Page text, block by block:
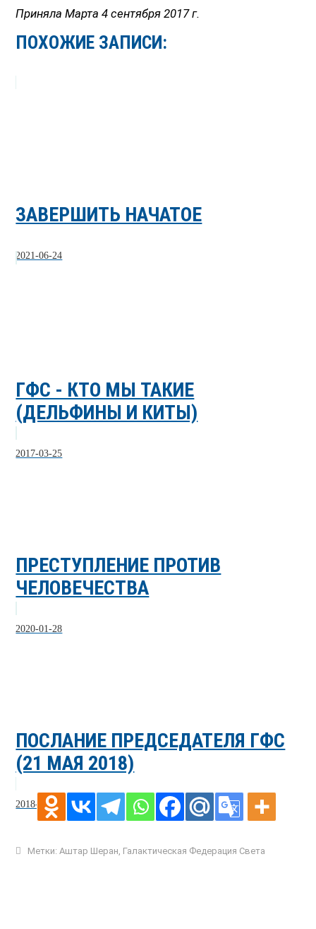
Приняла Марта 4 сентября 2017 г.
ПОХОЖИЕ ЗАПИСИ:
ЗАВЕРШИТЬ НАЧАТОЕ
2021-06-24
ГФС - КТО МЫ ТАКИЕ
(ДЕЛЬФИНЫ И КИТЫ)
2017-03-25
ПРЕСТУПЛЕНИЕ ПРОТИВ
ЧЕЛОВЕЧЕСТВА
2020-01-28
ПОСЛАНИЕ ПРЕДСЕДАТЕЛЯ ГФС
(21 МАЯ 2018)
2018-05-24
Метки:Аштар Шеран Галактическая Федерация Света